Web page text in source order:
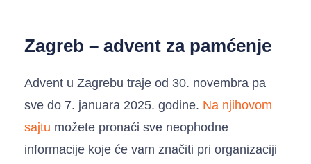
Zagreb – advent za pamćenje
Advent u Zagrebu traje od 30. novembra pa
sve do 7. januara 2025. godine. Na njihovom
sajtu možete pronaći sve neophodne
informacije koje će vam značiti pri organizaciji